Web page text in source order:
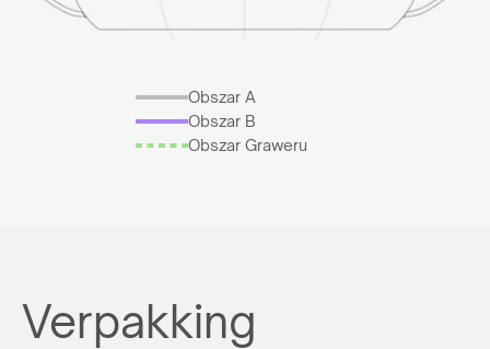
Obszar A
Obszar B
Obszar Graweru
Verpakking